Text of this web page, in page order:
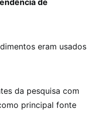
de
eram usados
da pesquisa com
principal fonte